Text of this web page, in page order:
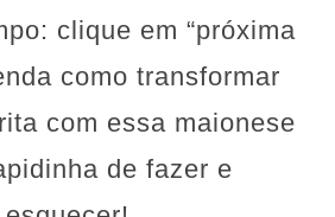
clique em “próxima
como transformar
com essa maionese
de fazer e